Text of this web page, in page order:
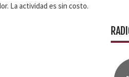
La actividad es sin costo.